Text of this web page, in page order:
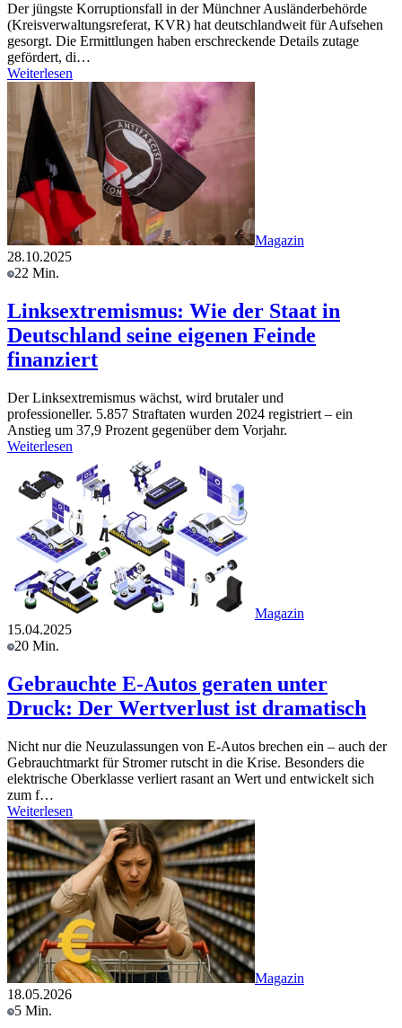
Der jüngste Korruptionsfall in der Münchner Ausländerbehörde
(Kreisverwaltungsreferat, KVR) hat deutschlandweit für Aufsehen
gesorgt. Die Ermittlungen haben erschreckende Details zutage
gefördert, di…
Weiterlesen
Magazin
28.10.2025
22 Min.
Linksextremismus: Wie der Staat in
Deutschland seine eigenen Feinde
finanziert
Der Linksextremismus wächst, wird brutaler und
professioneller. 5.857 Straftaten wurden 2024 registriert – ein
Anstieg um 37,9 Prozent gegenüber dem Vorjahr.
Weiterlesen
Magazin
15.04.2025
20 Min.
Gebrauchte E-Autos geraten unter
Druck: Der Wertverlust ist dramatisch
Nicht nur die Neuzulassungen von E-Autos brechen ein – auch der
Gebrauchtmarkt für Stromer rutscht in die Krise. Besonders die
elektrische Oberklasse verliert rasant an Wert und entwickelt sich
zum f…
Weiterlesen
Magazin
18.05.2026
5 Min.